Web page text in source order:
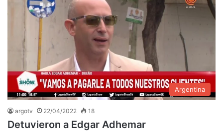
Argentina
argotv 22/04/2022 18
Detuvieron a Edgar Adhemar